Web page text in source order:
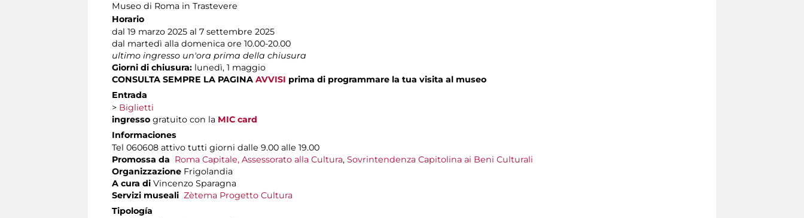
Museo di Roma in Trastevere
Horario
dal 19 marzo 2025 al 7 settembre 2025
dal martedì alla domenica ore 10.00-20.00
ultimo ingresso un'ora prima della chiusura
Giorni di chiusura: lunedì, 1 maggio
CONSULTA SEMPRE LA PAGINA AVVISI prima di programmare la tua visita al museo
Entrada
> Biglietti
ingresso gratuito con la MIC card
Informaciones
Tel 060608 attivo tutti giorni dalle 9.00 alle 19.00
Promossa da Roma Capitale, Assessorato alla Cultura, Sovrintendenza Capitolina ai Beni Culturali
Organizzazione Frigolandia
A cura di Vincenzo Sparagna
Servizi museali Zètema Progetto Cultura
Tipología